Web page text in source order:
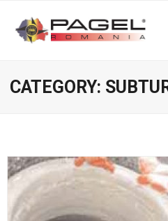
content
Home
Imagini
Despre noi
CATEGORY: